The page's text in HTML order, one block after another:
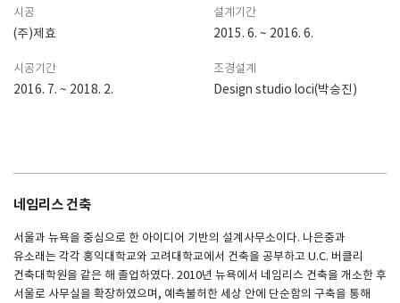
시공
(주)제효
설계기간
2015. 6. ~ 2016. 6.
시공기간
2016. 7. ~ 2018. 2.
조경설계
Design studio loci(박승진)
네임리스 건축
서울과 뉴욕을 중심으로 한 아이디어 기반의 설계사무소이다. 나은중과
유소래는 각각 홍익대학교와 고려대학교에서 건축을 공부하고 U.C. 버클리
건축대학원을 같은 해 졸업하였다. 2010년 뉴욕에서 네임리스 건축을 개소한 후
서울로 사무실을 확장하였으며, 예측불허한 세상 안에 단순함의 구축을 통해